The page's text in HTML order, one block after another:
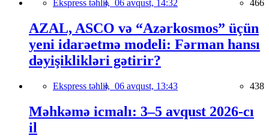
Ekspress təhlil, 06 avqust, 14:32 466
AZAL, ASCO və “Azərkosmos” üçün
yeni idarəetmə modeli: Fərman hansı
dəyişiklikləri gətirir?
Ekspress təhlil, 06 avqust, 13:43 438
Məhkəmə icmalı: 3–5 avqust 2026-cı
il